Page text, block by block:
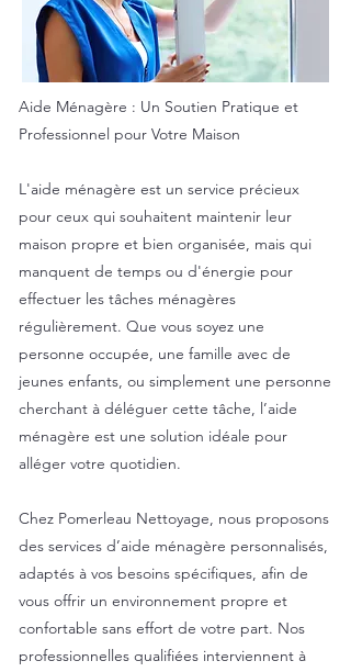
Aide Ménagère : Un Soutien Pratique et
Professionnel pour Votre Maison
L'aide ménagère est un service précieux
pour ceux qui souhaitent maintenir leur
maison propre et bien organisée, mais qui
manquent de temps ou d'énergie pour
effectuer les tâches ménagères
régulièrement. Que vous soyez une
personne occupée, une famille avec de
jeunes enfants, ou simplement une personne
cherchant à déléguer cette tâche, l’aide
ménagère est une solution idéale pour
alléger votre quotidien.
Chez Pomerleau Nettoyage, nous proposons
des services d’aide ménagère personnalisés,
adaptés à vos besoins spécifiques, afin de
vous offrir un environnement propre et
confortable sans effort de votre part. Nos
professionnelles qualifiées interviennent à